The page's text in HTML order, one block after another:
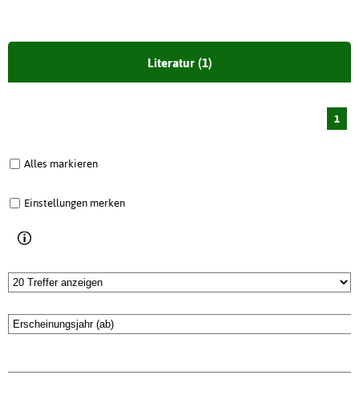
Literatur (1)
1
Alles markieren
Einstellungen merken